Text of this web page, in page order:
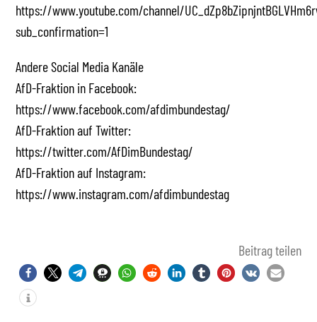
https://www.youtube.com/channel/
sub_confirmation=1
Andere Social Media Kanäle
AfD-Fraktion in Facebook:
https://www.facebook.com/afdimbundestag/
AfD-Fraktion auf Twitter:
https://twitter.com/AfDimBundestag/
AfD-Fraktion auf Instagram:
https://www.instagram.com/afdimbundestag
Beitrag teilen